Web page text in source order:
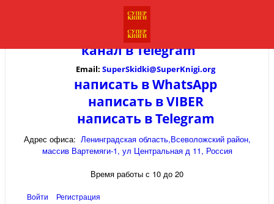
канал вTelegram
Email: SuperSkidki@SuperKnigi.org
написать в WhatsApp
написать в VIBER
написать в Telegram
Адрес офиса: Ленинградская область,Всеволожский район,
массив Вартемяги-1, ул Центральная д 11, Россия
Время работы с 10 до 20
Войти
Регистрация